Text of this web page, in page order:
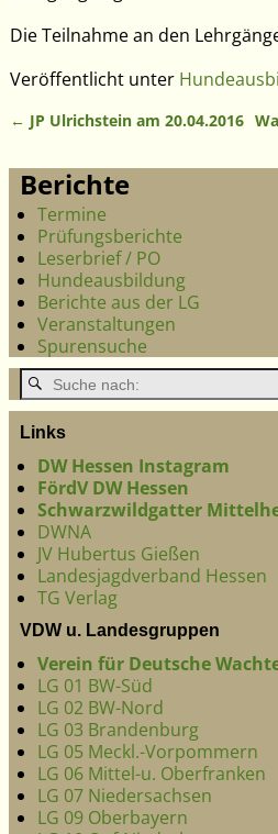
Die Teilnahme an den
Veröffentlicht unter
Artikelnavigation
JP Ulrichstein am 20.04.2016
Berichte
Termine
Prüfungsberichte
Leserbrief / PO
Hundeausbildung
Berichte aus der LG
Veranstaltungen
Spurensuche
Links
DW Hessen Instagram
FördV DW Hessen
Schwarzwildgatter
DWNA
JV Hubertus Gießen
Landesjagdverband Hessen
TG Verlag
VDW u. Landesgruppen
Verein für Deutsche
LG 01 BW-Süd
LG 02 BW-Nord
LG 03 Brandenburg
LG 05 Meckl.-Vorpommern
LG 06 Mittel-u. Oberfranken
LG 07 Niedersachsen
LG 09 Oberbayern